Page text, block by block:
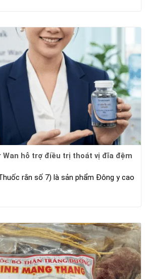
Wan hỗ trợ điều trị thoát vị đĩa đệm
rắn số 7) là sản phẩm Đông y cao